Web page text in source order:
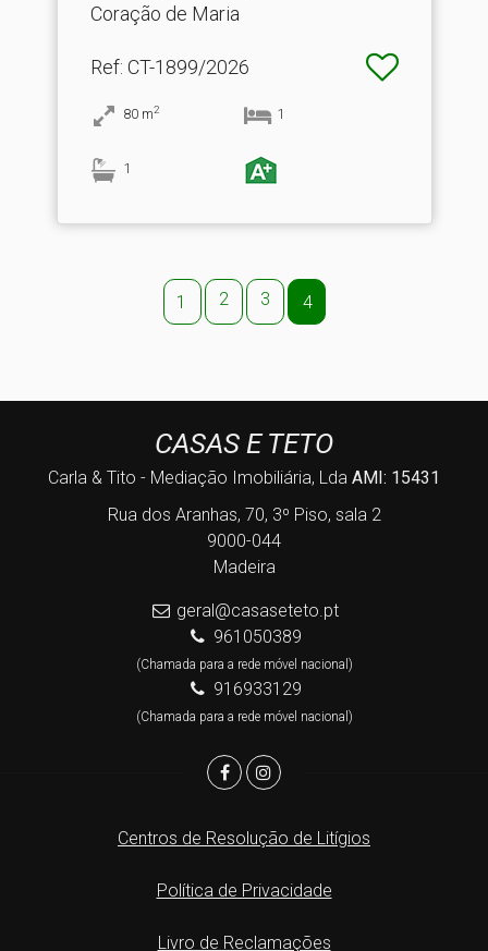
Coração de Maria
Ref: CT-1899/2026
80 m2 1
1
1 2 3 4
CASAS E TETO
Carla & Tito - Mediação Imobiliária, Lda AMI: 15431
Rua dos Aranhas, 70, 3º Piso, sala 2
9000-044
Madeira
geral@casaseteto.pt
961050389
(Chamada para a rede móvel nacional)
916933129
(Chamada para a rede móvel nacional)
Centros de Resolução de Litígios
Política de Privacidade
Livro de Reclamações